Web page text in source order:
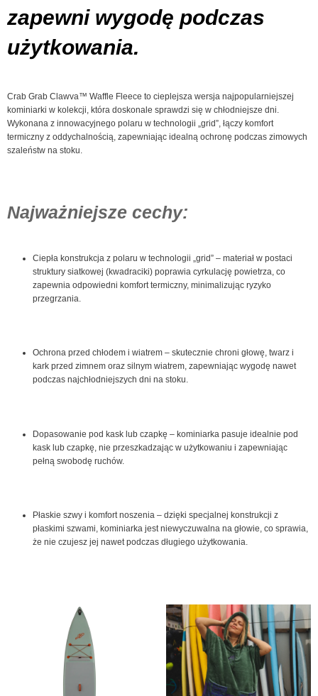
zapewni wygodę podczas
użytkowania.
Crab Grab Clawva™ Waffle Fleece to cieplejsza wersja najpopularniejszej
kominiarki w kolekcji, która doskonale sprawdzi się w chłodniejsze dni.
Wykonana z innowacyjnego polaru w technologii „grid”, łączy komfort
termiczny z oddychalnością, zapewniając idealną ochronę podczas zimowych
szaleństw na stoku.
Najważniejsze cechy:
Ciepła konstrukcja z polaru w technologii „grid” – materiał w postaci
struktury siatkowej (kwadraciki) poprawia cyrkulację powietrza, co
zapewnia odpowiedni komfort termiczny, minimalizując ryzyko
przegrzania.
Ochrona przed chłodem i wiatrem – skutecznie chroni głowę, twarz i
kark przed zimnem oraz silnym wiatrem, zapewniając wygodę nawet
podczas najchłodniejszych dni na stoku.
Dopasowanie pod kask lub czapkę – kominiarka pasuje idealnie pod
kask lub czapkę, nie przeszkadzając w użytkowaniu i zapewniając
pełną swobodę ruchów.
Płaskie szwy i komfort noszenia – dzięki specjalnej konstrukcji z
płaskimi szwami, kominiarka jest niewyczuwalna na głowie, co sprawia,
że nie czujesz jej nawet podczas długiego użytkowania.
Pierwotna
wynosiła:
2,769.00 zł.
cena
wynosi:
2,399.00 zł.
Ten
ma
wiele
Opcje